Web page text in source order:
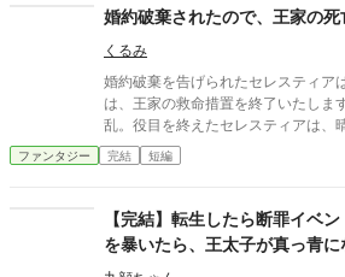
せん。 ※以前投稿していた「いっと
嬢の果て」改稿版です。文章量が
婚約破棄されたので、王家の
くるみ
婚約破棄を告げられたセレスティアは
は、王家の救命措置を終了いたします」 その一言で、王国は
乱。役目を終えたセレスティアは、
ファンタジー 完結 短編
【完結】転生したら断罪イベ
を暴いたら、王太子が真っ青に